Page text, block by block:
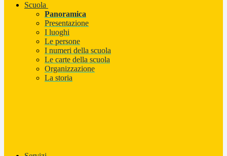
Scuola
Panoramica
Presentazione
I luoghi
Le persone
I numeri della scuola
Le carte della scuola
Organizzazione
La storia